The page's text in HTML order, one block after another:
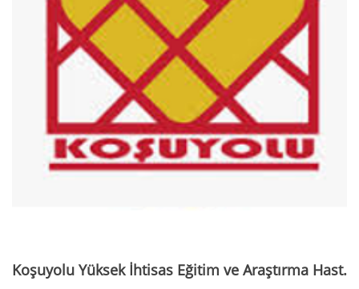
Koşuyolu Yüksek İhtisas Eğitim ve Araştırma Hast.